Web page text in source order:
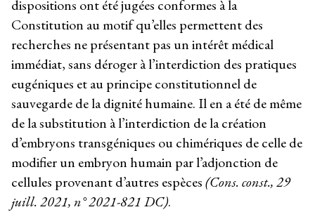
dispositions ont été jugées conformes à la
Constitution au motif qu’elles permettent des
recherches ne présentant pas un intérêt médical
immédiat, sans déroger à l’interdiction des pratiques
eugéniques et au principe constitutionnel de
sauvegarde de la dignité humaine. Il en a été de même
de la substitution à l’interdiction de la création
d’embryons transgéniques ou chimériques de celle de
modifier un embryon humain par l’adjonction de
cellules provenant d’autres espèces(Cons. const., 29
juill. 2021, n° 2021-821 DC).